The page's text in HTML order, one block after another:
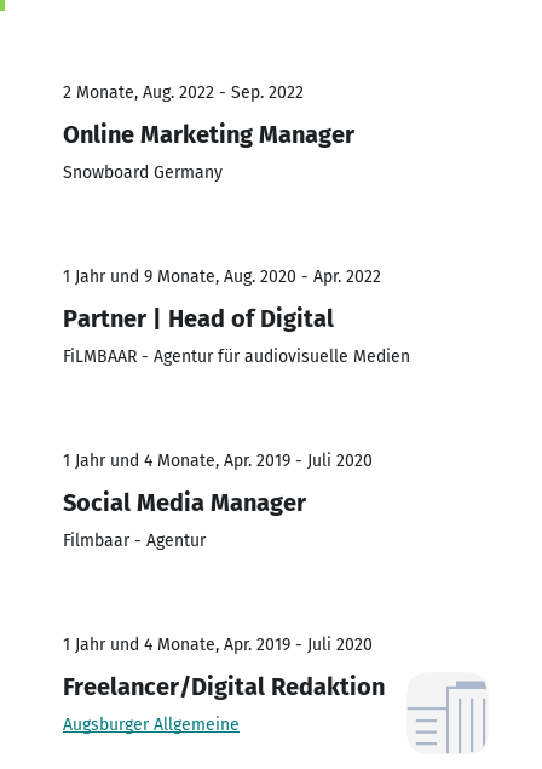
2 Monate, Aug. 2022 - Sep. 2022
Online Marketing Manager
Snowboard Germany
1 Jahr und 9 Monate, Aug. 2020 - Apr. 2022
Partner | Head of Digital
FiLMBAAR - Agentur für audiovisuelle Medien
1 Jahr und 4 Monate, Apr. 2019 - Juli 2020
Social Media Manager
Filmbaar - Agentur
1 Jahr und 4 Monate, Apr. 2019 - Juli 2020
Freelancer/Digital Redaktion
Augsburger Allgemeine